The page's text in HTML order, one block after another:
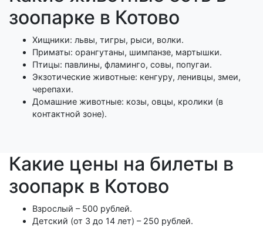
зоопарке в Котово
Хищники: львы, тигры, рыси, волки.
Приматы: орангутаны, шимпанзе, мартышки.
Птицы: павлины, фламинго, совы, попугаи.
Экзотические животные: кенгуру, ленивцы, змеи,
черепахи.
Домашние животные: козы, овцы, кролики (в
контактной зоне).
Какие цены на билеты в
зоопарк в Котово
Взрослый – 500 рублей.
Детский (от 3 до 14 лет) – 250 рублей.